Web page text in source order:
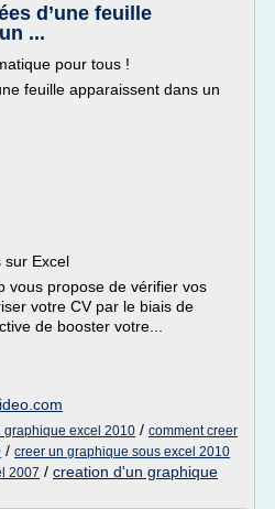
d’une feuille
...
pour tous !
feuille apparaissent dans un
sur Excel
vous propose de vérifier vos
votre CV par le biais de
de booster votre...
graphique excel 2010 / comment creer
/ creer un graphique sous excel 2010
2007 / creation d'un graphique